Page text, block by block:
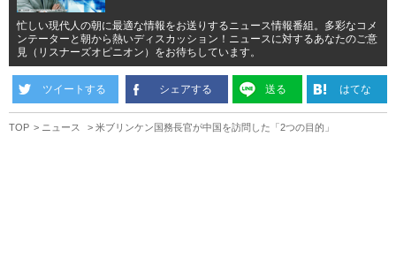
忙しい現代人の朝に最適な情報をお送りするニュース情報番組。多彩なコメ
ンテーターと朝から熱いディスカッション！ニュースに対するあなたのご意
見（リスナーズオピニオン）をお待ちしています。
ツイートする シェアする 送る はてな
TOP ニュース 米ブリンケン国務長官が中国を訪問した「2つの目的」